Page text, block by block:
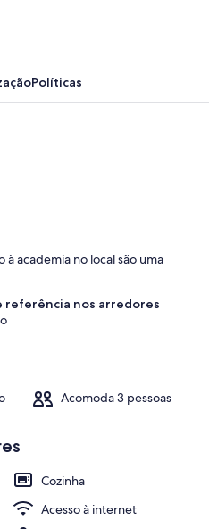
Políticas
à academia no local são uma
referência nos arredores
Acomoda 3 pessoas
Cozinha
Acesso à internet